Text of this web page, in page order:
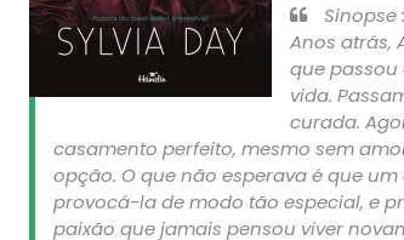
Sinopse :
Anos atrás,
que passou
vida.
curada.
casamento perfeito, mesmo sem
opção. O que não esperava é que
provocá-la de modo tão especial, e
paixão que jamais pensou viver